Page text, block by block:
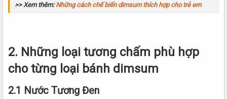
>> Xem thêm:Những cách chế biến dimsum thích hợp cho trẻ em
2. Những loại tương chấm phù hợp
cho từng loại bánh dimsum
2.1 Nước Tương Đen